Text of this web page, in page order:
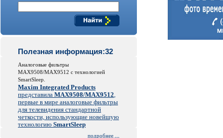
Полезная информация:32
Аналоговые фильтры
MAX9508/MAX9512 с технологией
SmartSleep.
Maxim Integrated Products
представила MAX9508/MAX9512,
первые в мире аналоговые фильтры
для телевидения стандартной
четкости, использующие новейшую
технологию SmartSleep
подробнее ...